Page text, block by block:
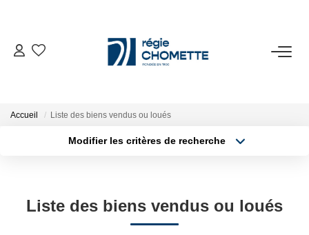
ACHETER
LOUER
Accueil Liste des biens vendus ou loués
Modifier les critères de recherche
Liste des biens vendus ou loués